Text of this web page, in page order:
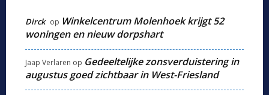
Dirck op Winkelcentrum Molenhoek krijgt 52
woningen en nieuw dorpshart
Jaap Verlaren op Gedeeltelijke zonsverduistering in
augustus goed zichtbaar in West-Friesland